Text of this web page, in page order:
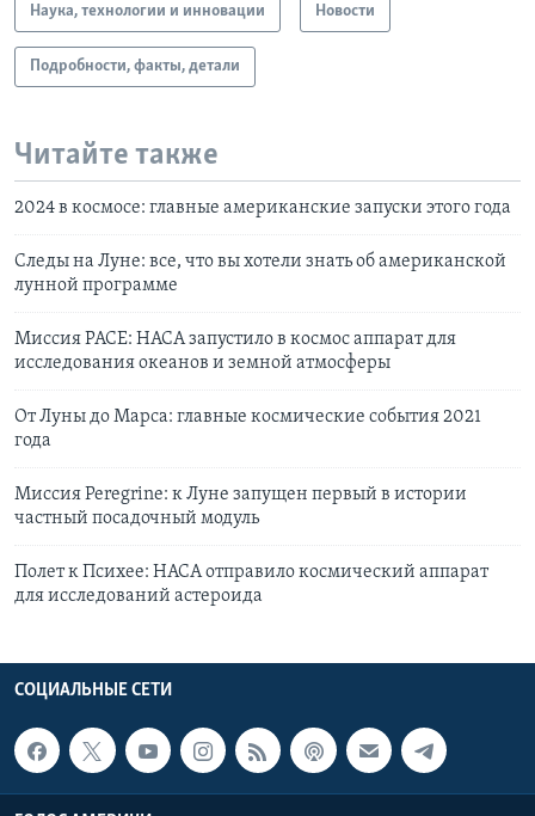
Наука, технологии и инновации Новости
Подробности, факты, детали
Читайте также
2024 в космосе: главные американские запуски этого года
Cледы на Луне: все, что вы хотели знать об американской
лунной программе
Миссия PACE: НАСА запустило в космос аппарат для
исследования океанов и земной атмосферы
От Луны до Марса: главные космические события 2021
года
Миссия Peregrine: к Луне запущен первый в истории
частный посадочный модуль
Полет к Психее: НАСА отправило космический аппарат
для исследований астероида
СОЦИАЛЬНЫЕ СЕТИ